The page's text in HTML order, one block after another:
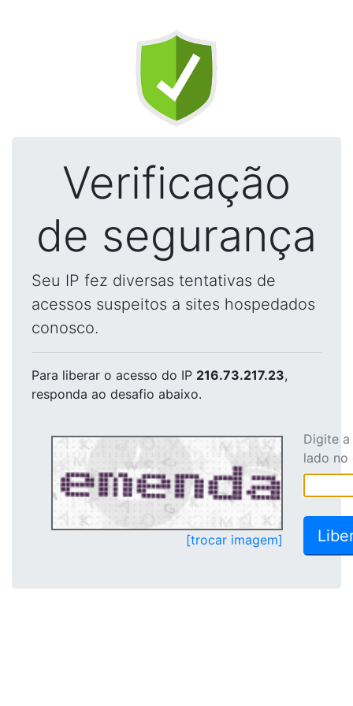
Verificação
de segurança
Seu IP fez diversas tentativas de
acessos suspeitos a sites hospedados
conosco.
Para liberar o acesso do IP 216.73.217.23,
responda ao desafio abaixo.
[trocar imagem]
Digite
lado no